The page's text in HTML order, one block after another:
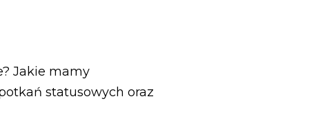
Jakie mamy
statusowych oraz